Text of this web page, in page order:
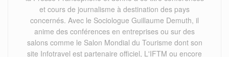
et cours de journalisme à destination des pays
concernés. Avec le Sociologue Guillaume Demuth, il
anime des conférences en entreprises ou sur des
salons comme le Salon Mondial du Tourisme dont son
site Infotravel est partenaire officiel, L'IFTM ou encore